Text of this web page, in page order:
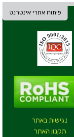
פיתוח אתרי אינטרנט
נגישות באתר
תקנון האתר